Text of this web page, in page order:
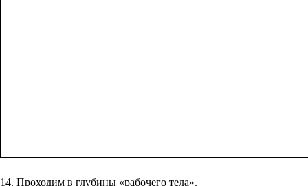
14. Проходим в глубины «рабочего тела».